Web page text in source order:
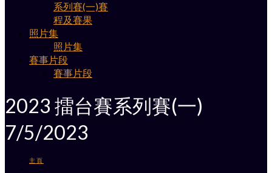
系列賽(一)賽
程及賽果
照片集
照片集
賽事片段
賽事片段
2023 擂台賽系列賽(一)
7/5/2023
主頁